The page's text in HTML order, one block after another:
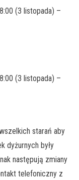
(3 listopada) –
(3 listopada) –
starań aby
dyżurnych były
następują zmiany
telefoniczny z